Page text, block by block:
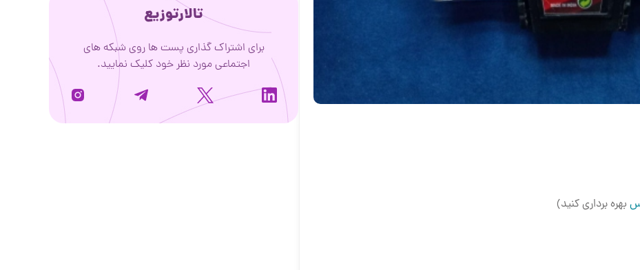
بهره برداری کنید)
تالارتوزیع
برای اشتراک گذاری پست ها روی شبکه های
اجتماعی مورد نظر خود کلیک نمایید.